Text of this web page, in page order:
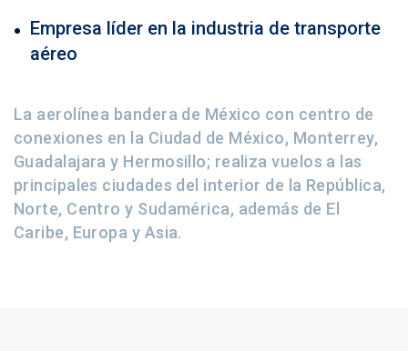
Empresa líder en la industria de transporte
aéreo
La aerolínea bandera de México con centro de
conexiones en la Ciudad de México, Monterrey,
Guadalajara y Hermosillo; realiza vuelos a las
principales ciudades del interior de la República,
Norte, Centro y Sudamérica, además de El
Caribe, Europa y Asia.